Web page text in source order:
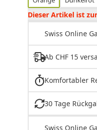
Dieser Artikel ist
Swiss Online
Ab CHF 15
Komfortabler
30 Tage
Swiss Online